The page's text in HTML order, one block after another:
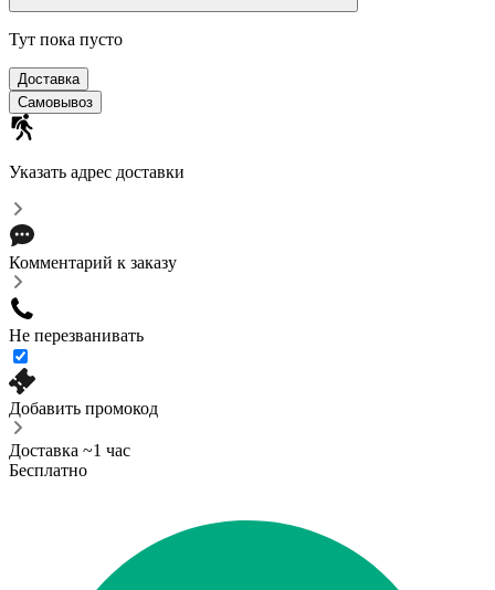
Тут пока пусто
Доставка
Самовывоз
Указать адрес доставки
Комментарий к заказу
Не перезванивать
Добавить промокод
Доставка ~1 час
Бесплатно